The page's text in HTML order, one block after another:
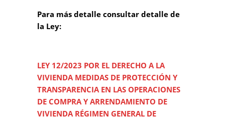
Para más detalle consultar detalle de
la Ley:
LEY 12/2023 POR EL DERECHO A LA
VIVIENDA MEDIDAS DE PROTECCIÓN Y
TRANSPARENCIA EN LAS OPERACIONES
DE COMPRA Y ARRENDAMIENTO DE
VIVIENDA RÉGIMEN GENERAL DE